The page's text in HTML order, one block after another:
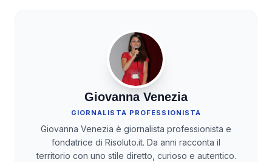
Giovanna Venezia
GIORNALISTA PROFESSIONISTA
Giovanna Venezia è giornalista professionista e
fondatrice di Risoluto.it. Da anni racconta il
territorio con uno stile diretto, curioso e autentico.